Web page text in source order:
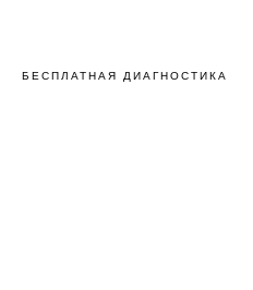
БЕСПЛАТНАЯ ДИАГНОСТИКА